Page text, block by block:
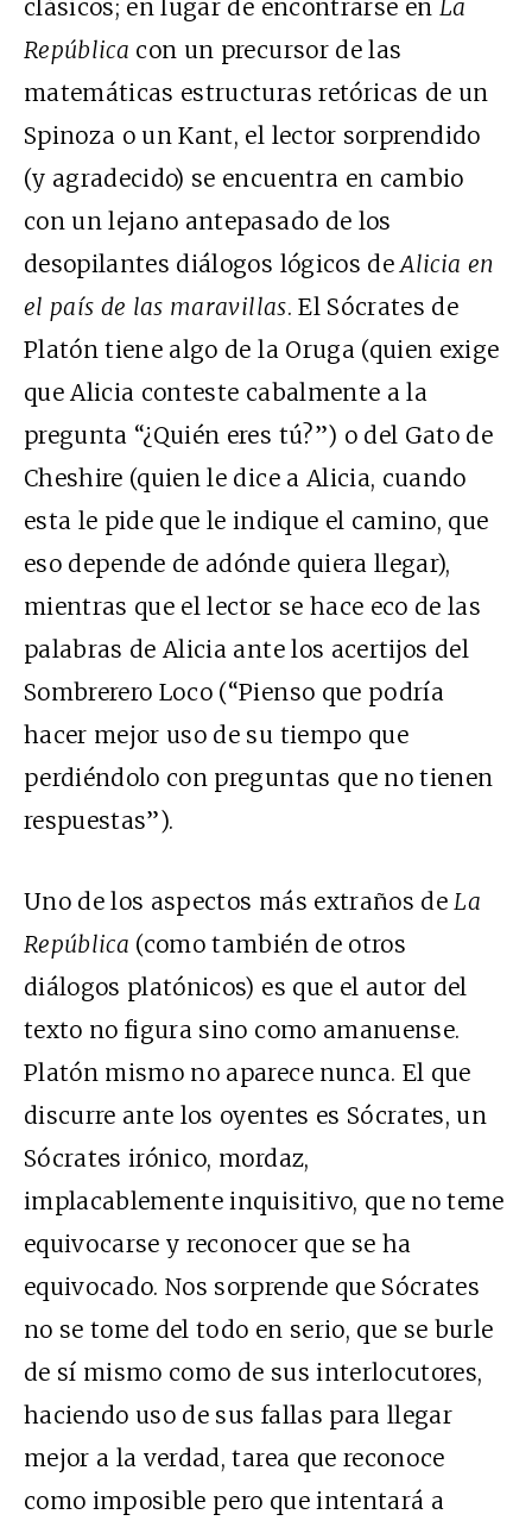
clásicos; en lugar de encontrarse en La
República con un precursor de las
matemáticas estructuras retóricas de un
Spinoza o un Kant, el lector sorprendido
(y agradecido) se encuentra en cambio
con un lejano antepasado de los
desopilantes diálogos lógicos deAlicia en
el país de las maravillas. El Sócrates de
Platón tiene algo de la Oruga (quien exige
que Alicia conteste cabalmente a la
pregunta “¿Quién eres tú?”) o del Gato de
Cheshire (quien le dice a Alicia, cuando
esta le pide que le indique el camino, que
eso depende de adónde quiera llegar),
mientras que el lector se hace eco de las
palabras de Alicia ante los acertijos del
Sombrerero Loco (“Pienso que podría
hacer mejor uso de su tiempo que
perdiéndolo con preguntas que no tienen
respuestas”).
Uno de los aspectos más extraños deLa
República (como también de otros
diálogos platónicos) es que el autor del
texto no figura sino como amanuense.
Platón mismo no aparece nunca. El que
discurre ante los oyentes es Sócrates, un
Sócrates irónico, mordaz,
implacablemente inquisitivo, que no teme
equivocarse y reconocer que se ha
equivocado. Nos sorprende que Sócrates
no se tome del todo en serio, que se burle
de sí mismo como de sus interlocutores,
haciendo uso de sus fallas para llegar
mejor a la verdad, tarea que reconoce
como imposible pero que intentará a